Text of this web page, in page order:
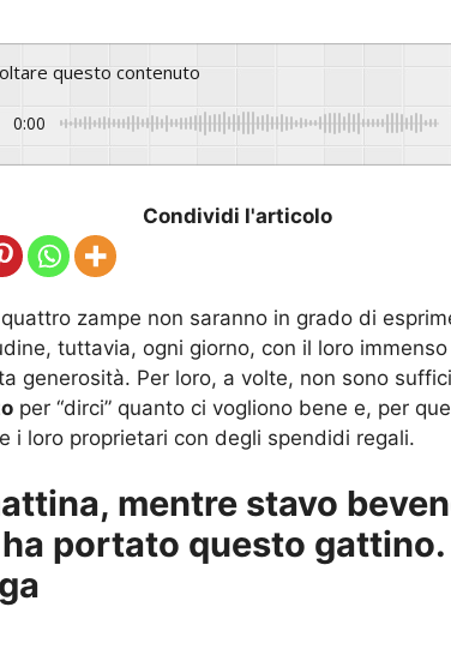
questo contenuto
0:00
Condividi l'articolo
zampe non saranno in grado di
tuttavia, ogni giorno, con il loro
generosità. Per loro, a volte, non sono
per “dirci” quanto ci vogliono bene e, per
i loro proprietari con degli spendidi regali.
mentre stavo
portato questo gattino.